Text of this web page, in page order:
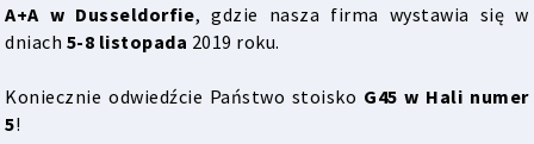
A+A w Dusseldorfie, gdzie nasza firma wystawia się w
dniach 5-8 listopada 2019 roku.
Koniecznie odwiedźcie Państwo stoisko G45 w Hali numer
5!